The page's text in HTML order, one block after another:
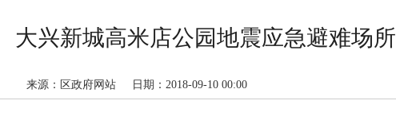
大兴新城高米店公园地震应急避难场所
来源：区政府网站 日期：2018-09-10 00:00